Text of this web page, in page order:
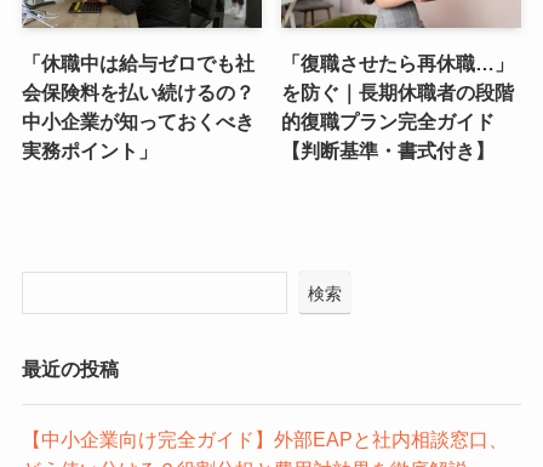
「休職中は給与ゼロでも社
会保険料を払い続けるの？
中小企業が知っておくべき
実務ポイント」
「復職させたら再休職…」
を防ぐ｜長期休職者の段階
的復職プラン完全ガイド
【判断基準・書式付き】
検索
最近の投稿
【中小企業向け完全ガイド】外部EAPと社内相談窓口、